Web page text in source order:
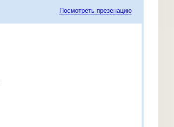
Посмотреть презенацию